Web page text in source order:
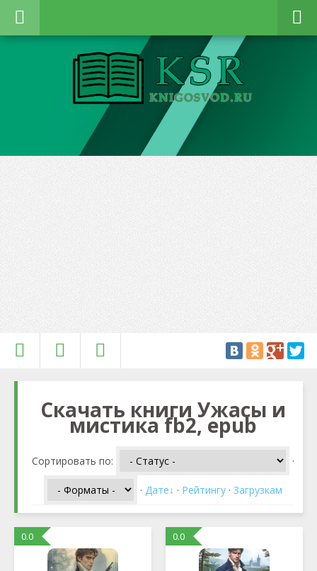
Скачать книги Ужасы и
мистика fb2, epub
Сортировать по: ·
· Дате · Рейтингу · Загрузкам
0.0 0.0